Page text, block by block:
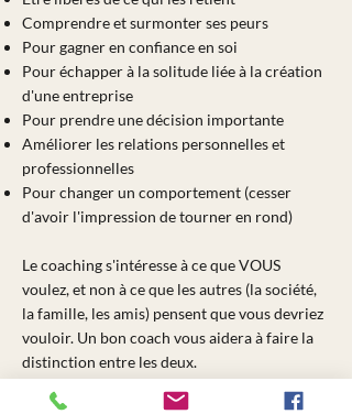
Comprendre et surmonter ses peurs
Pour gagner en confiance en soi
Pour échapper à la solitude liée à la création
d'une entreprise
Pour prendre une décision importante
Améliorer les relations personnelles et
professionnelles
Pour changer un comportement (cesser
d'avoir l'impression de tourner en rond)
Le coaching s'intéresse à ce que VOUS
voulez, et non à ce que les autres (la société,
la famille, les amis) pensent que vous devriez
vouloir. Un bon coach vous aidera à faire la
distinction entre les deux.